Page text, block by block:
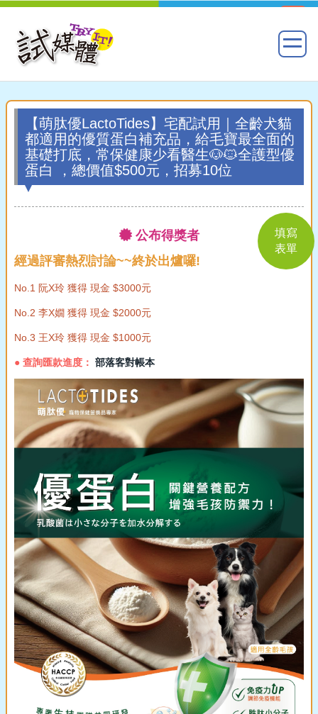
【萌肽優LactoTides】宅配試用｜全齡犬貓
都適用的優質蛋白補充品，給毛寶最全面的
基礎打底，常保健康少看醫生🐶🐱全護型優
蛋白 ，總價值$500元，招募10位
公布得獎者
經過評審熱烈討論~~終於出爐囉!
No.1 阮X玲 獲得 現金 $3000元
No.2 李X嫺 獲得 現金 $2000元
No.3 王X玲 獲得 現金 $1000元
● 查詢匯款進度： 部落客對帳本
填寫
表單